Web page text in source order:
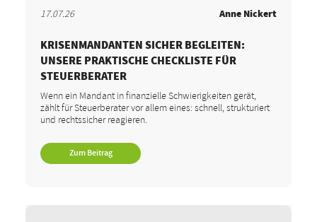
17.07.26 Anne Nickert
KRISENMANDANTEN SICHER BEGLEITEN:
UNSERE PRAKTISCHE CHECKLISTE FÜR
STEUERBERATER
Wenn ein Mandant in finanzielle Schwierigkeiten gerät,
zählt für Steuerberater vor allem eines: schnell, strukturiert
und rechtssicher reagieren.
Zum Beitrag